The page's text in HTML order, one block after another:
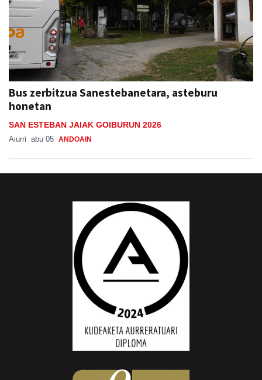
Bus zerbitzua Sanestebanetara, asteburu
honetan
SAN ESTEBAN JAIAK GOIBURUN 2026
Aiurri abu 05 ANDOAIN